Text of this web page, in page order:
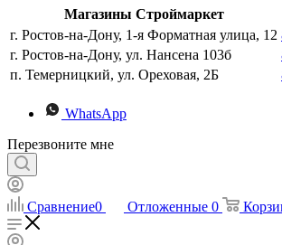
Магазины Строймаркет
г. Ростов-на-Дону, 1-я Форматная улица, 12
г. Ростов-на-Дону, ул. Нансена 103б
п. Темерницкий, ул. Ореховая, 2Б
WhatsApp
Перезвоните мне
Сравнение0 Отложенные 0